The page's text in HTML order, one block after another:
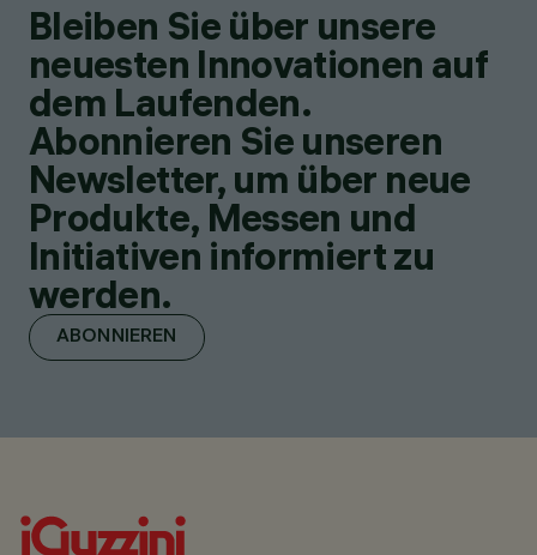
Bleiben Sie über unsere
neuesten Innovationen auf
dem Laufenden.
Abonnieren Sie unseren
Newsletter, um über neue
Produkte, Messen und
Initiativen informiert zu
werden.
ABONNIEREN